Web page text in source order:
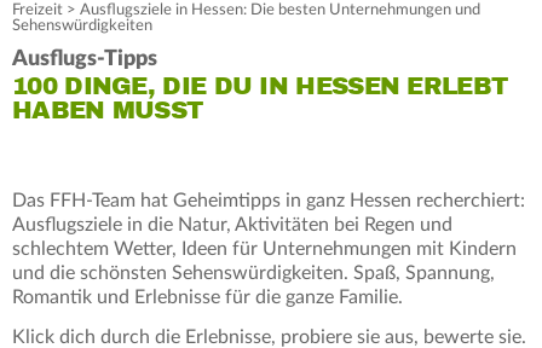
Freizeit > Ausflugsziele in Hessen: Die besten Unternehmungen und
Sehenswürdigkeiten
Ausflugs-Tipps
100 DINGE, DIE DU IN HESSEN ERLEBT
HABEN MUSST
Das FFH-Team hat Geheimtipps in ganz Hessen recherchiert:
Ausflugsziele in die Natur, Aktivitäten bei Regen und
schlechtem Wetter, Ideen für Unternehmungen mit Kindern
und die schönsten Sehenswürdigkeiten. Spaß, Spannung,
Romantik und Erlebnisse für die ganze Familie.
Klick dich durch die Erlebnisse, probiere sie aus, bewerte sie.